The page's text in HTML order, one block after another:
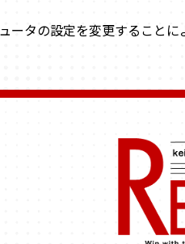
ータの設定を変更すること